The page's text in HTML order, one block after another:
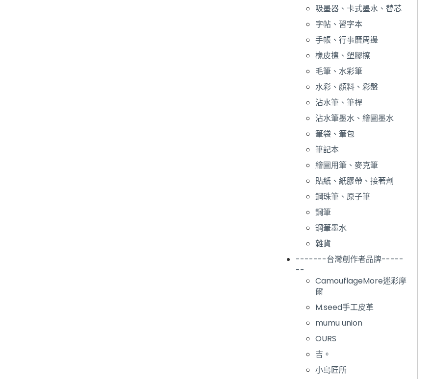
吸墨器、卡式墨水、替芯
字帖、習字本
手帳、行事曆周邊
橡皮擦、塑膠擦
毛筆、水彩筆
水彩、顏料、彩盤
沾水筆、筆桿
沾水筆墨水、繪圖墨水
筆袋、筆包
筆記本
繪圖用筆、麥克筆
貼紙、紙膠帶、接著劑
鋼珠筆、原子筆
鋼筆
鋼筆墨水
雜貨
-------台灣創作者品牌-----
--
CamouflageMore迷彩摩
爾
M.seed手工皮革
mumu union
OURS
吉。
小島匠所